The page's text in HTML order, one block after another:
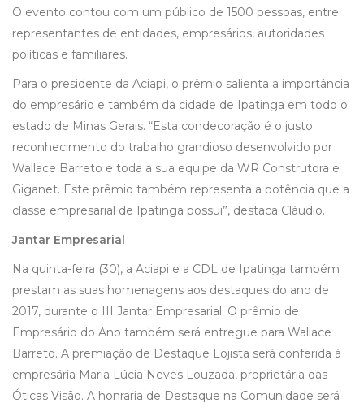
O evento contou com um público de 1500 pessoas, entre
representantes de entidades, empresários, autoridades
políticas e familiares.
Para o presidente da Aciapi, o prêmio salienta a importância
do empresário e também da cidade de Ipatinga em todo o
estado de Minas Gerais. “Esta condecoração é o justo
reconhecimento do trabalho grandioso desenvolvido por
Wallace Barreto e toda a sua equipe da WR Construtora e
Giganet. Este prêmio também representa a potência que a
classe empresarial de Ipatinga possui”, destaca Cláudio.
Jantar Empresarial
Na quinta-feira (30), a Aciapi e a CDL de Ipatinga também
prestam as suas homenagens aos destaques do ano de
2017, durante o III Jantar Empresarial. O prêmio de
Empresário do Ano também será entregue para Wallace
Barreto. A premiação de Destaque Lojista será conferida à
empresária Maria Lúcia Neves Louzada, proprietária das
Óticas Visão. A honraria de Destaque na Comunidade será